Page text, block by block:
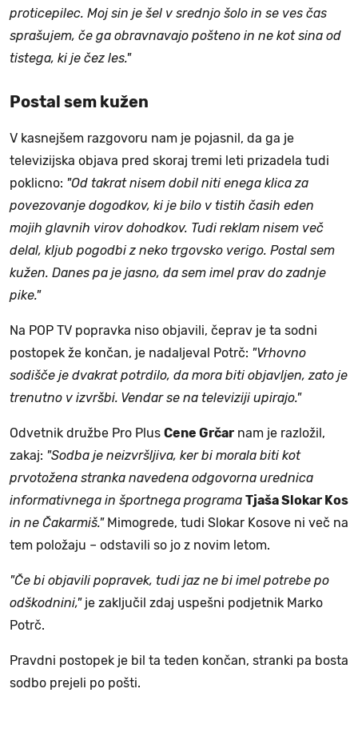
proticepilec. Moj sin je šel v srednjo šolo in se ves čas
sprašujem, če ga obravnavajo pošteno in ne kot sina od
tistega, ki je čez les."
Postal sem kužen
V kasnejšem razgovoru nam je pojasnil, da ga je
televizijska objava pred skoraj tremi leti prizadela tudi
poklicno: "Od takrat nisem dobil niti enega klica za
povezovanje dogodkov, ki je bilo v tistih časih eden
mojih glavnih virov dohodkov. Tudi reklam nisem več
delal, kljub pogodbi z neko trgovsko verigo. Postal sem
kužen. Danes pa je jasno, da sem imel prav do zadnje
pike."
Na POP TV popravka niso objavili, čeprav je ta sodni
postopek že končan, je nadaljeval Potrč: "Vrhovno
sodišče je dvakrat potrdilo, da mora biti objavljen, zato je
trenutno v izvršbi. Vendar se na televiziji upirajo."
Odvetnik družbe Pro Plus Cene Grčar nam je razložil,
zakaj: "Sodba je neizvršljiva, ker bi morala biti kot
prvotožena stranka navedena odgovorna urednica
informativnega in športnega programa Tjaša Slokar Kos
in ne Čakarmiš."Mimogrede, tudi Slokar Kosove ni več na
tem položaju – odstavili so jo z novim letom.
"Če bi objavili popravek, tudi jaz ne bi imel potrebe po
odškodnini,"je zaključil zdaj uspešni podjetnik Marko
Potrč.
Pravdni postopek je bil ta teden končan, stranki pa bosta
sodbo prejeli po pošti.